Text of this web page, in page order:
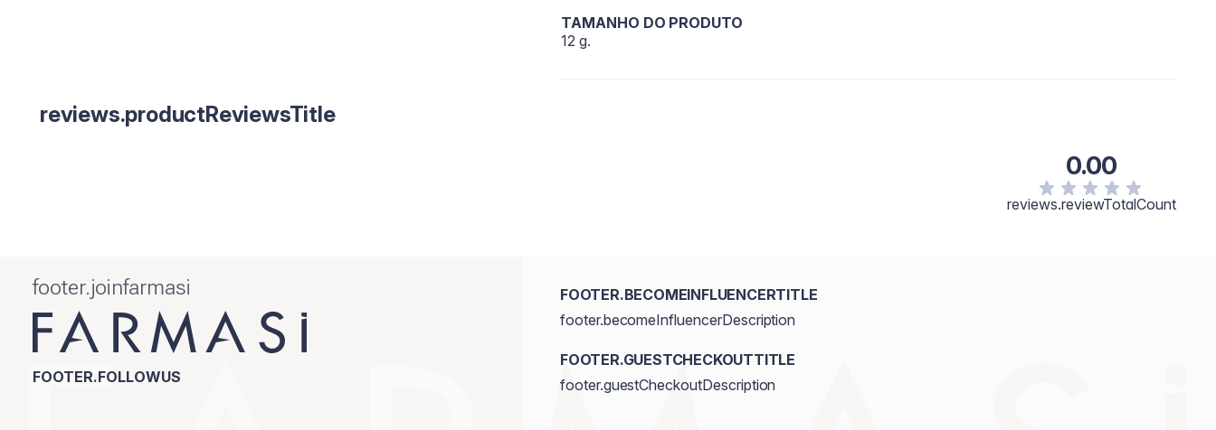
TAMANHO DO PRODUTO
12 g.
reviews.productReviewsTitle
0.00
reviews.reviewTotalCount
footer.joinfarmasi
FOOTER.FOLLOWUS
FOOTER.BECOMEINFLUENCERTITLE
footer.becomeInfluencerDescription
FOOTER.GUESTCHECKOUTTITLE
footer.guestCheckoutDescription